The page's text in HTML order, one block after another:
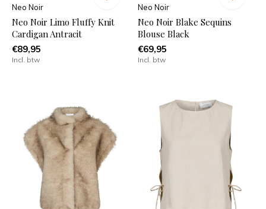
Neo Noir
Neo Noir Limo Fluffy Knit
Cardigan Antracit
€89,95
Incl. btw
Neo Noir
Neo Noir Blake Sequins
Blouse Black
€69,95
Incl. btw